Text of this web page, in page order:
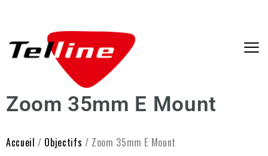
Zoom 35mm E Mount
Accueil / Objectifs / Zoom 35mm E Mount